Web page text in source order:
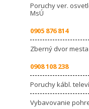
Poruchy ver.
MsÚ
0905 876 814
Zberný dvor
0908 108 238
Poruchy kábl.
Vybavovanie